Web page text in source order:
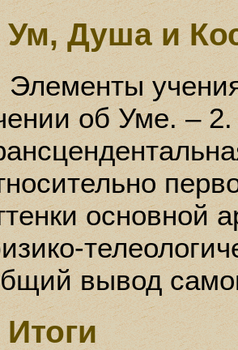
Ум, Душа и
Элементы
об Уме. –
основной
вывод
Итоги